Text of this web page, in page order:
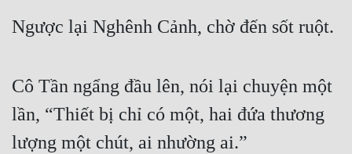
Ngược lại Nghênh Cảnh, chờ đến sốt ruột.
Cô Tần ngẩng đầu lên, nói lại chuyện một
lần, “Thiết bị chỉ có một, hai đứa thương
lượng một chút, ai nhường ai.”